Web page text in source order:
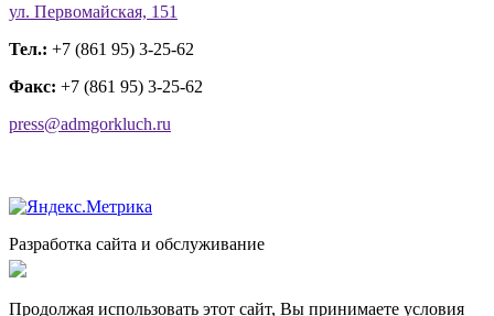
ул. Первомайская, 151
Тел.: +7 (861 95) 3-25-62
Факс: +7 (861 95) 3-25-62
press@admgorkluch.ru
Разработка сайта и обслуживание
Продолжая использовать этот сайт, Вы принимаете условия